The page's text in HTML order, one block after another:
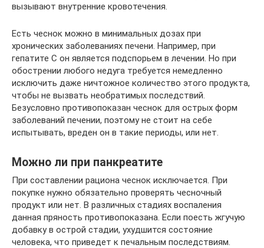
вызывают внутренние кровотечения.
Есть чеснок можно в минимальных дозах при
хронических заболеваниях печени. Например, при
гепатите С он является подспорьем в лечении. Но при
обострении любого недуга требуется немедленно
исключить даже ничтожное количество этого продукта,
чтобы не вызвать необратимых последствий.
Безусловно противопоказан чеснок для острых форм
заболеваний печении, поэтому не стоит на себе
испытывать, вреден он в такие периоды, или нет.
Можно ли при панкреатите
При составлении рациона чеснок исключается. При
покупке нужно обязательно проверять чесночный
продукт или нет. В различных стадиях воспаления
данная пряность противопоказана. Если поесть жгучую
добавку в острой стадии, ухудшится состояние
человека, что приведет к печальным последствиям.